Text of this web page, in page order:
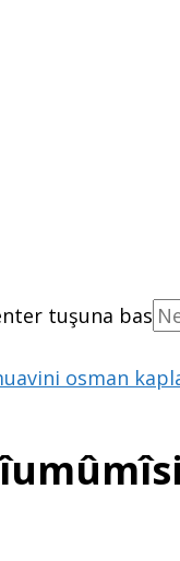
tuşuna bas
osman